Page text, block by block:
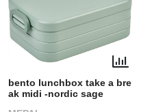
bento lunchbox take a bre
ak midi -nordic sage